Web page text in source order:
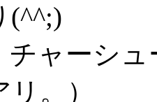
(^^;)
チャーシ
。）